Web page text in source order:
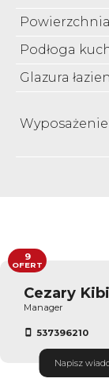
Podłoga
Glazura
Wyposażenie
Cezary
Manager
537396210
Napisz
9
OFERT